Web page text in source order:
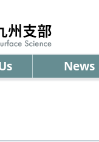
News